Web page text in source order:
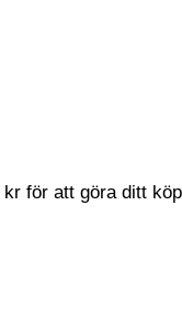
kr för att göra ditt